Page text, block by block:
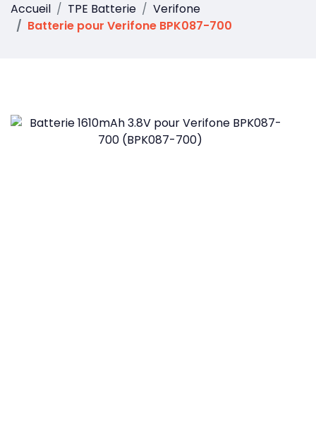
Accueil TPE Batterie
Verifone
Batterie pour Verifone BPK087-700